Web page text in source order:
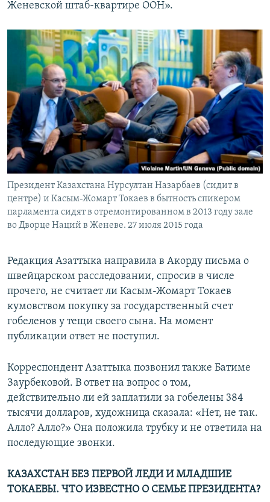
Женевской штаб-квартире ООН».
Президент Казахстана Нурсултан Назарбаев (сидит в
центре) и Касым-Жомарт Токаев в бытность спикером
парламента сидят в отремонтированном в 2013 году зале
во Дворце Наций в Женеве. 27 июля 2015 года
Редакция Азаттыка направила в Акорду письма о
швейцарском расследовании, спросив в числе
прочего, не считает ли Касым-Жомарт Токаев
кумовством покупку за государственный счет
гобеленов у тещи своего сына. На момент
публикации ответ не поступил.
Корреспондент Азаттыка позвонил также Батиме
Заурбековой. В ответ на вопрос о том,
действительно ли ей заплатили за гобелены 384
тысячи долларов, художница сказала: «Нет, не так.
Алло? Алло?» Она положила трубку и не ответила на
последующие звонки.
КАЗАХСТАН БЕЗ ПЕРВОЙ ЛЕДИ И МЛАДШИЕ
ТОКАЕВЫ. ЧТО ИЗВЕСТНО О СЕМЬЕ ПРЕЗИДЕНТА?